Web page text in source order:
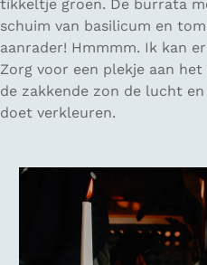
tikkeltje groen. De burrata
schuim van basilicum en
aanrader! Hmmmm. Ik kan
Zorg voor een plekje aan
de zakkende zon de lucht
doet verkleuren.